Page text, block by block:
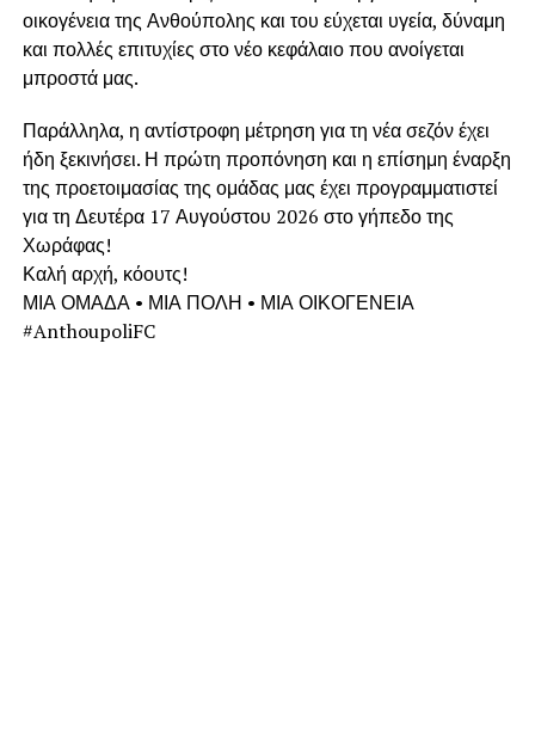
οικογένεια της Ανθούπολης και του εύχεται υγεία, δύναμη
και πολλές επιτυχίες στο νέο κεφάλαιο που ανοίγεται
μπροστά μας.
Παράλληλα, η αντίστροφη μέτρηση για τη νέα σεζόν έχει
ήδη ξεκινήσει. Η πρώτη προπόνηση και η επίσημη έναρξη
της προετοιμασίας της ομάδας μας έχει προγραμματιστεί
για τη Δευτέρα 17 Αυγούστου 2026 στο γήπεδο της
Χωράφας!
Καλή αρχή, κόουτς!
ΜΙΑ ΟΜΑΔΑ • ΜΙΑ ΠΟΛΗ • ΜΙΑ ΟΙΚΟΓΕΝΕΙΑ
#AnthoupoliFC